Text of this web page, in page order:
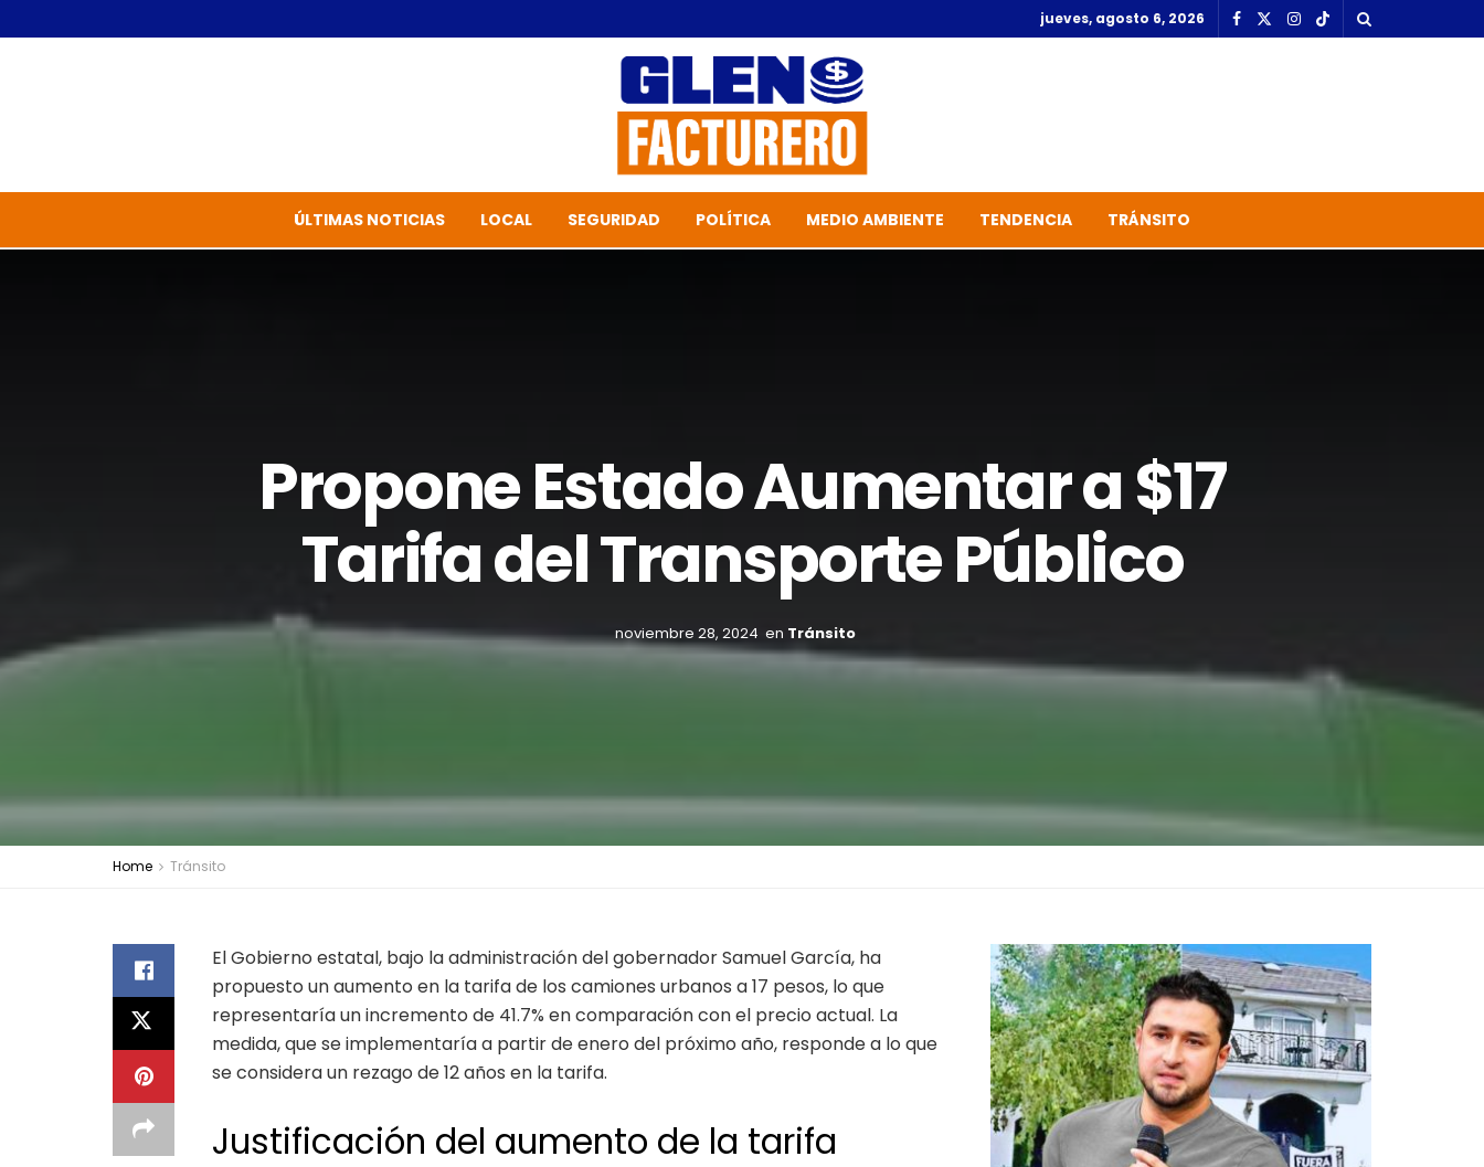
jueves, agosto 6, 2026
ÚLTIMAS NOTICIAS LOCAL SEGURIDAD POLÍTICA MEDIO AMBIENTE TENDENCIA TRÁNSITO
Propone Estado Aumentar a $17
Tarifa del Transporte Público
noviembre 28, 2024 en Tránsito
Home Tránsito
El Gobierno estatal, bajo la administración del gobernador Samuel García, ha
propuesto un aumento en la tarifa de los camiones urbanos a 17 pesos, lo que
representaría un incremento de 41.7% en comparación con el precio actual. La
medida, que se implementaría a partir de enero del próximo año, responde a lo que
se considera un rezago de 12 años en la tarifa.
Justificación del aumento de la tarifa